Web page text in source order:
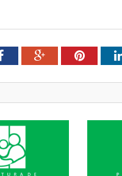
FacebookGoogle+